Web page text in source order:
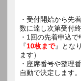
・受付開始から先
数に達し次第受付
・1回の先着申込
『10枚まで』とな
ます）
・座席番号や整理
自動で決定します。